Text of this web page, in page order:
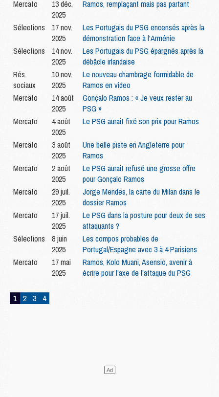
Mercato
13 déc.
2025
Ramos, remplaçant mais pas partant
Sélections
17 nov.
2025
Les Portugais du PSG encensés après la
démonstration face à l'Arménie
Sélections
14 nov.
2025
Les Portugais du PSG épargnés après la
débâcle irlandaise
Rés.
sociaux
10 nov.
2025
Le nouveau chambrage formidable de
Ramos en video
Mercato
14 août
2025
Gonçalo Ramos : « Je veux rester au
PSG »
Mercato
4 août
2025
Le PSG aurait fixé son prix pour Ramos
Mercato
3 août
2025
Une belle piste en Angleterre pour
Ramos
Mercato
2 août
2025
Le PSG aurait refusé une grosse offre
pour Gonçalo Ramos
Mercato
29 juil.
2025
Jorge Mendes, la carte du Milan dans le
dossier Ramos
Mercato
17 juil.
2025
Le PSG dans la posture pour deux de ses
attaquants ?
Sélections
8 juin
2025
Les compos probables de
Portugal/Espagne avec 3 à 4 Parisiens
Mercato
17 mai
2025
Ramos, Kolo Muani, Asensio, avenir à
écrire pour l'axe de l'attaque du PSG
1 2 3 4